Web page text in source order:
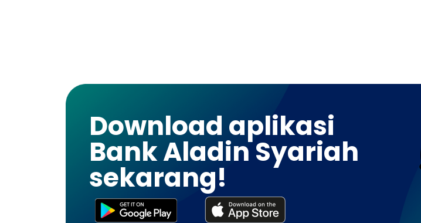
Download aplikasi
Bank Aladin Syariah
sekarang!